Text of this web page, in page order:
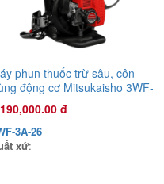
35ST 1.0HP Xanh đậm
phun thuốc trừ sâu, côn
động cơ Mitsukaisho 3WF-
26 41.5cc /2.13kW Đỏ 2 thì (3
năng)
đ
3A-26
xứ: